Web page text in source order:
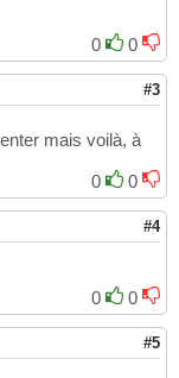
0
0
#3
mais voilà, à
0
0
#4
0
0
#5